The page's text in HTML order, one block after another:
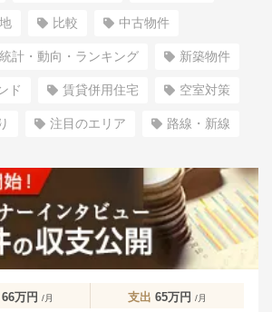
比較 中古物件
統計・動向・ランキング 新築物件
ド 賃貸併用住宅 空室対策
注目のエリア 路線・新線
66万円 /月 支出 65万円 /月